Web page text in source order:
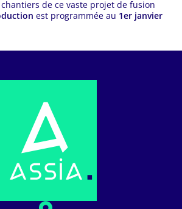
de ce vaste projet de fusion
est programmée au 1er janvier